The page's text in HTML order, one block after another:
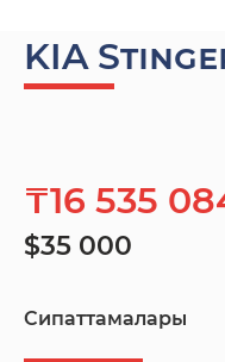
KIA
₸16 535
$35 000
Сипаттамалары